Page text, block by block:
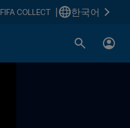
FIFA COLLECT 한국어